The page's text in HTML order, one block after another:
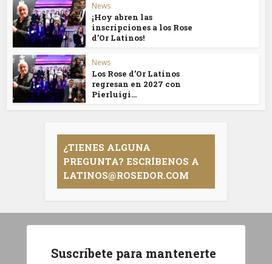
News
¡Hoy abren las
inscripciones a los Rose
d’Or Latinos!
News
Los Rose d’Or Latinos
regresan en 2027 con
Pierluigi...
¿TIENES ALGUNA
PREGUNTA? ESCRÍBENOS A
LATINOS@ROSEDOR.COM
Suscríbete para mantenerte